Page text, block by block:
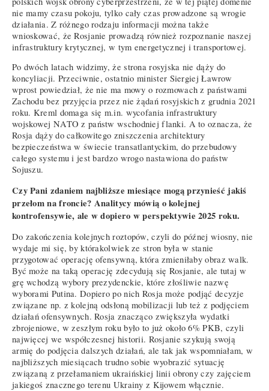
nie mamy czasu pokoju, tylko cały czas prowadzone są wrogie
działania. Z różnego rodzaju informacji można także
wnioskować, że Rosjanie prowadzą również rozpoznanie naszej
infrastruktury krytycznej, w tym energetycznej i transportowej.
Po dwóch latach widzimy, że strona rosyjska nie dąży do
koncyliacji. Przeciwnie, ostatnio minister Siergiej Ławrow
wprost powiedział, że nie ma mowy o rozmowach z państwami
Zachodu bez przyjęcia przez nie żądań rosyjskich z grudnia 2021
roku. Kreml domaga się m.in. wycofania infrastruktury
wojskowej NATO z państw wschodniej flanki. A to oznacza, że
Rosja dąży do całkowitego zniszczenia architektury
bezpieczeństwa w świecie transatlantyckim, do przebudowy
całego systemu i jest bardzo wrogo nastawiona do państw
Sojuszu.
Czy Pani zdaniem najbliższe miesiące mogą przynieść jakiś
przełom na froncie? Analitycy mówią o kolejnej
kontrofensywie, ale w dopiero w perspektywie 2025 roku.
Do zakończenia kolejnych roztopów, czyli do późnej wiosny, nie
wydaje mi się, by którakolwiek ze stron była w stanie
przygotować operację ofensywną, która zmieniłaby obraz walk.
Być może na taką operację zdecydują się Rosjanie, ale tutaj w
grę wchodzą wybory prezydenckie, które złośliwie nazwę
wyborami Putina. Dopiero po nich Rosja może podjąć decyzje
związane np. z kolejną odsłoną mobilizacji lub też z podjęciem
działań ofensywnych. Rosja znacząco zwiększyła wydatki
zbrojeniowe, w zeszłym roku było to już około 6% PKB, czyli
najwięcej we współczesnej historii. Rosjanie szykują swoją
armię do podjęcia dalszych działań, ale tak jak wspomniałam, w
najbliższych miesiącach trudno sobie wyobrazić sytuację
związaną z przełamaniem ukraińskiej linii obrony czy zajęciem
jakiegoś znacznego terenu Ukrainy z Kijowem włącznie.